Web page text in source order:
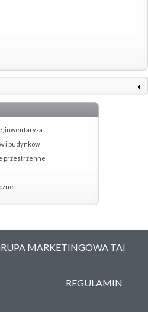
inwentaryza...
i budynków
przestrzenne
MARKETINGOWA TAI
REGULAMIN